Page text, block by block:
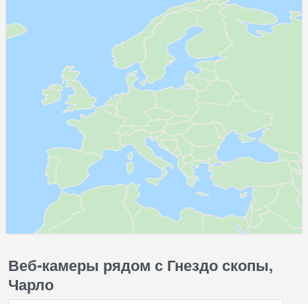
Веб-камеры рядом с Гнездо скопы,
Чарло